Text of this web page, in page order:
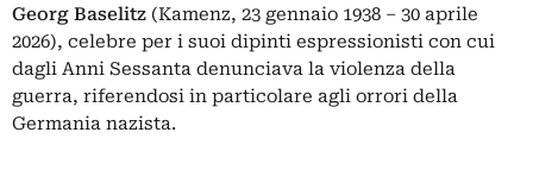
Georg Baselitz (Kamenz, 23 gennaio 1938 – 30 aprile
2026), celebre per i suoi dipinti espressionisti con cui
dagli Anni Sessanta denunciava la violenza della
guerra, riferendosi in particolare agli orrori della
Germania nazista.